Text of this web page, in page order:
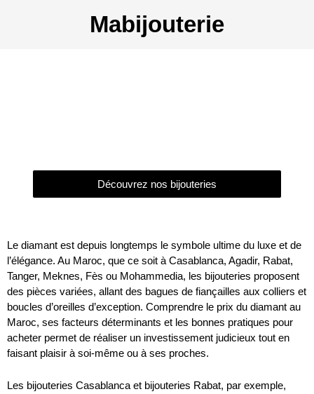
Mabijouterie
Découvrez nos bijouteries
Le diamant est depuis longtemps le symbole ultime du luxe et de
l’élégance. Au Maroc, que ce soit à Casablanca, Agadir, Rabat,
Tanger, Meknes, Fès ou Mohammedia, les bijouteries proposent
des pièces variées, allant des bagues de fiançailles aux colliers et
boucles d’oreilles d’exception. Comprendre le prix du diamant au
Maroc, ses facteurs déterminants et les bonnes pratiques pour
acheter permet de réaliser un investissement judicieux tout en
faisant plaisir à soi-même ou à ses proches.
Les bijouteries Casablanca et bijouteries Rabat, par exemple,